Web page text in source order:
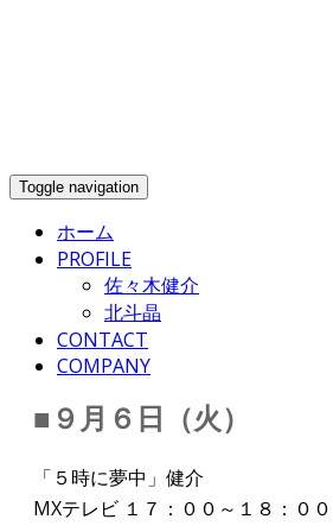
Toggle navigation
ホーム
PROFILE
佐々木健介
北斗晶
CONTACT
COMPANY
■９月６日（火）
「５時に夢中」健介
MXテレビ １７：００～１８：００